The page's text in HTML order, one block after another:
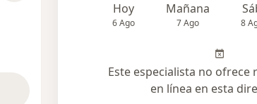
Hoy
6 Ago
Mañana
7 Ago 8
Este especialista no ofrece
en línea en esta